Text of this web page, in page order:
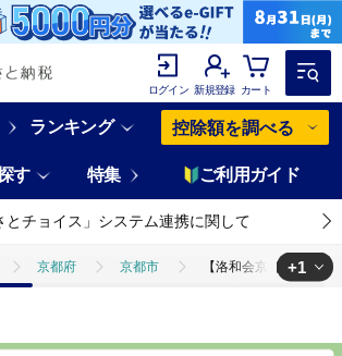
ログイン 新規登録 カート
ランキング 控除額を調べる
す 特集 ご利用ガイド
とチョイス」システム連携に関して
京都府 京都市 【洛和会京都健診セ
+1